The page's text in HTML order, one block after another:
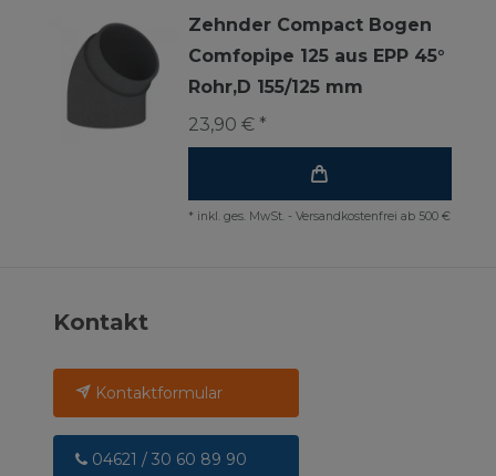
Zehnder Compact Bogen
Comfopipe 125 aus EPP 45°
Rohr,D 155/125 mm
23,90 € *
* inkl. ges. MwSt. - Versandkostenfrei ab 500 €
Kontakt
Kontaktformular
04621 / 30 60 89 90